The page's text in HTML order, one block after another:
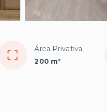
Área Privativa
200 m²